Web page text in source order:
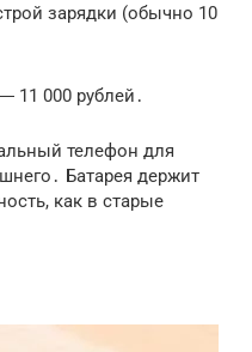
зарядки (обычно 10
11 000 рублей․
телефон для
Батарея держит
как в старые